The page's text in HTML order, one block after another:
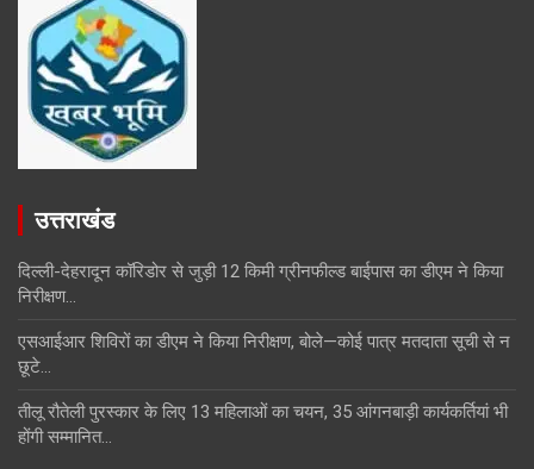
उत्तराखंड
दिल्ली-देहरादून कॉरिडोर से जुड़ी 12 किमी ग्रीनफील्ड बाईपास का डीएम ने किया
निरीक्षण…
एसआईआर शिविरों का डीएम ने किया निरीक्षण, बोले—कोई पात्र मतदाता सूची से न
छूटे…
तीलू रौतेली पुरस्कार के लिए 13 महिलाओं का चयन, 35 आंगनबाड़ी कार्यकर्तियां भी
होंगी सम्मानित…